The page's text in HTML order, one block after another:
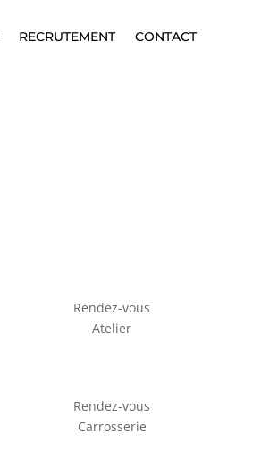
RECRUTEMENT CONTACT
Rendez-vous
Atelier
Rendez-vous
Carrosserie